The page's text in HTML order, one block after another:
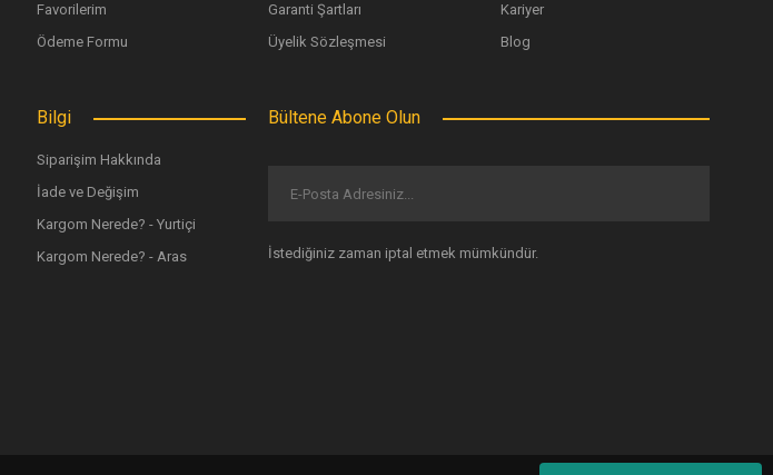
Gönder
Favorilerim
Ödeme Formu
Garanti Şartları
Üyelik Sözleşmesi
Kariyer
Blog
Bilgi
Siparişim Hakkında
İade ve Değişim
Kargom Nerede? - Yurtiçi
Kargom Nerede? - Aras
Bültene Abone Olun
İstediğiniz zaman iptal etmek mümkündür.